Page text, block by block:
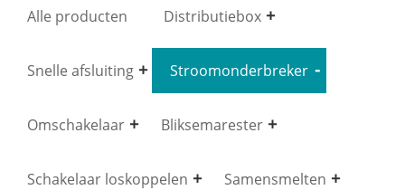
Alle producten Distributiebox
Snelle afsluiting Stroomonderbreker
Omschakelaar Bliksemarester
Schakelaar loskoppelen Samensmelten